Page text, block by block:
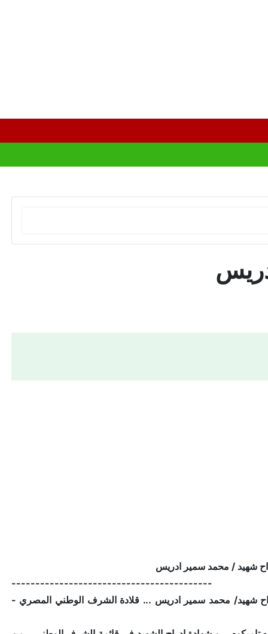
------------------------------------------
عقيد اح شهيد/ محمد سمير ادريس ... قلادة الشرف الوطني المصري -